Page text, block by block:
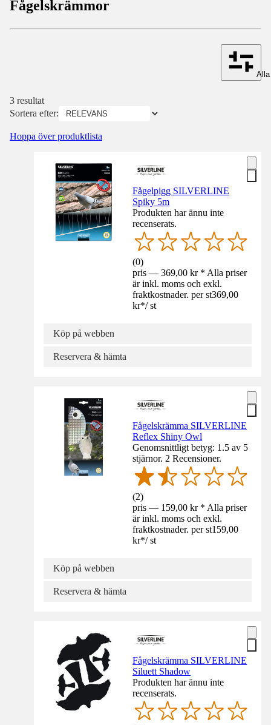
Fågelskrämmor
3 resultat
Sortera efter:
Hoppa över produktlista
Fågelpigg SILVERLINE
Spiky 5m
Produkten har ännu inte
recenserats.
(0)
pris — 369,00 kr * Alla priser
är inkl. moms och exkl.
fraktkostnader. per st369,00
kr*/ st
Köp på webben
Reservera & hämta
Fågelskrämma SILVERLINE
Reflex Shiny Owl
Genomsnittligt betyg: 1.5 av 5
stjärnor. 2 Recensioner.
(2)
pris — 159,00 kr * Alla priser
är inkl. moms och exkl.
fraktkostnader. per st159,00
kr*/ st
Köp på webben
Reservera & hämta
Fågelskrämma SILVERLINE
Siluett Shadow
Produkten har ännu inte
recenserats.